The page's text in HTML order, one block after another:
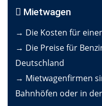
Mietwagen
→ Die Kosten für
→ Die Preise für
Deutschland
→ Mietwagenfirmen
Bahnhöfen oder in